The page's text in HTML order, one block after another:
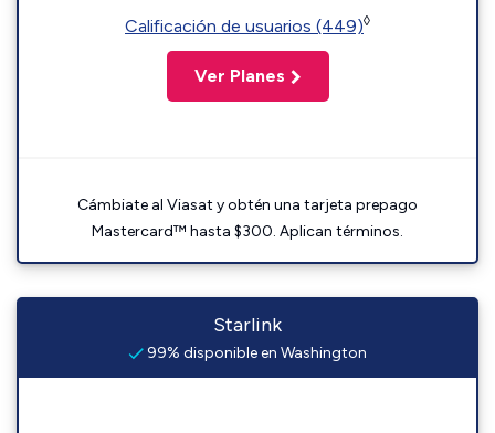
Calificación de usuarios (449)◊
Ver Planes
Cámbiate al Viasat y obtén una tarjeta prepago
Mastercard™ hasta $300. Aplican términos.
Starlink
99% disponible en Washington